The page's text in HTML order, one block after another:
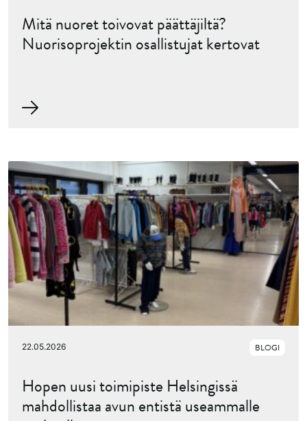
Mitä nuoret toivovat päättäjiltä?
Nuorisoprojektin osallistujat kertovat
22.05.2026 BLOGI
Hopen uusi toimipiste Helsingissä
mahdollistaa avun entistä useammalle